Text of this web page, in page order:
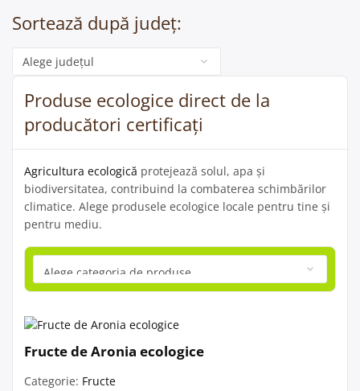
Sortează după județ:
Categorie
Produse ecologice direct de la
producători certificați
Agricultura ecologică protejează solul, apa și
biodiversitatea, contribuind la combaterea schimbărilor
climatice. Alege produsele ecologice locale pentru tine și
pentru mediu.
Fructe de Aronia ecologice
Categorie: Fructe